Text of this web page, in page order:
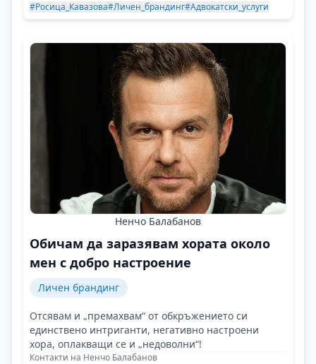
#Росица_Кавазова#Личен_брандинг#Адвокатски_услуги
Ненчо Балабанов
Обичам да заразявам хората около
мен с добро настроение
Личен брандинг
Отсявам и „премахвам“ от обкръжението си
единствено интриганти, негативно настроени
хора, оплакващи се и „недоволни“!
Контакти на Ненчо Балабанов